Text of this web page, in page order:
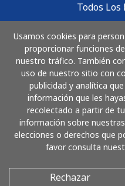
Todos Los
Usamos cookies para
proporcionar funciones
nuestro tráfico. También
uso de nuestro sitio con
publicidad y analítica
información que les
recolectado a partir de
información sobre
elecciones o derechos que
favor consulta
Rechazar
Cómo funciona
© 2026